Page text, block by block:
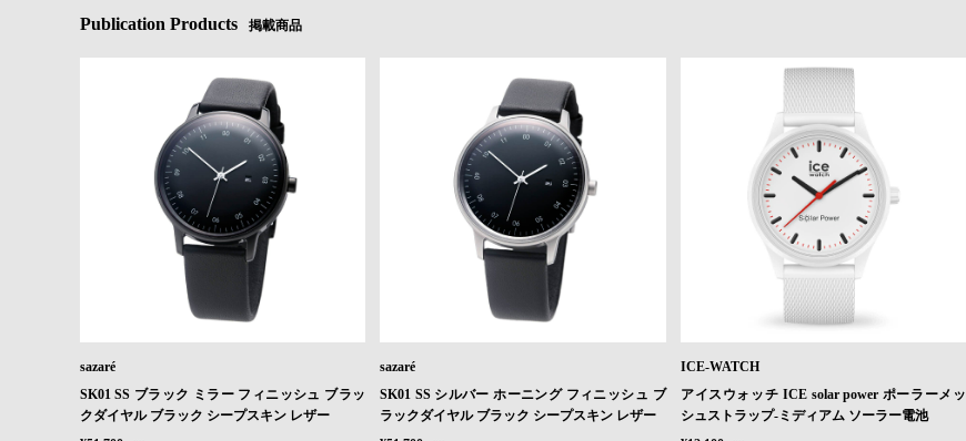
Publication Products 掲載商品
sazaré
SK01 SS ブラック ミラー フィニッシュ ブラッ
クダイヤル ブラック シープスキン レザー
sazaré
SK01 SS シルバー ホーニング フィニッシュ ブ
ラックダイヤル ブラック シープスキン レザー
ICE-WATCH
アイスウォッチ ICE solar power ポーラーメッ
シュストラップ-ミディアム ソーラー電池